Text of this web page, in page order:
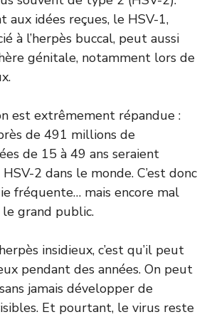
aux idées reçues, le HSV-1,
à l’herpès buccal, peut aussi
génitale, notamment lors de
est extrêmement répandue :
de 491 millions de
de 15 à 49 ans seraient
2 dans le monde. C’est donc
fréquente… mais encore mal
grand public.
insidieux, c’est qu’il peut
pendant des années. On peut
jamais développer de
Et pourtant, le virus reste